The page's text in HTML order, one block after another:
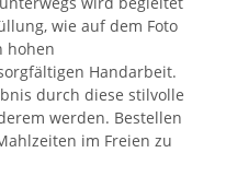
wie auf dem Foto
hohen
Handarbeit.
durch diese stilvolle
werden. Bestellen
im Freien zu